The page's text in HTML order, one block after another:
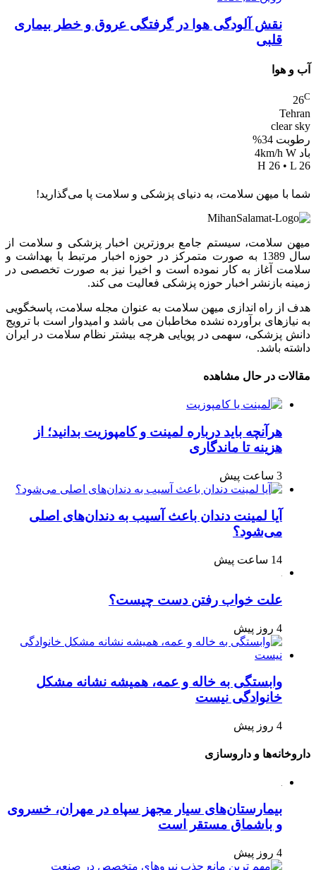
نقش آلودگی هوا در گرفتگی عروق و خطر بیماری
قلبی
آب و هوا
26C
Tehran
clear sky
رطوبت 34%
باد 4km/h W
H 26 • L 26
شما با میهن سلامت، به دنیای پزشکی و سلامت پا می‌گذارید!
میهن سلامت، سیستم جامع بروزترین اخبار پزشکی و سلامت از
سال 1389 به صورت متمرکز در حوزه اخبار مرتبط با بهداشت و
سلامت آغاز به کار نموده است و اخیرا نیز به صورت تخصصی در
زمینه بازنشر اخبار حوزه پزشکی فعالیت می کند.
هدف از راه اندازی میهن سلامت به عنوان مجله سلامت، پاسخگویی
به نیازهای برآورده نشده مخاطبان می باشد و امیدوار است با ترویج
دانش پزشکی، سهمی در پویایی هرچه بیشتر نظام سلامت در ایران
داشته باشد.
مقالات در حال مشاهده
هرآنچه باید درباره لمینت و کامپوزیت بدانید؛ از
هزینه تا ماندگاری
3 ساعت پیش
آیا لمینت دندان باعث آسیب به دندان‌های اصلی
می‌شود؟
14 ساعت پیش
علت خواب رفتن دست چیست؟
4 روز پیش
وابستگی به خاله و عمه، همیشه نشانه مشکل
خانوادگی نیست
4 روز پیش
داروخانه‌ها و داروسازی
بیمارستان‌های سیار مجهز سپاه در مهران، خسروی
و باشماق مستقر است
4 روز پیش